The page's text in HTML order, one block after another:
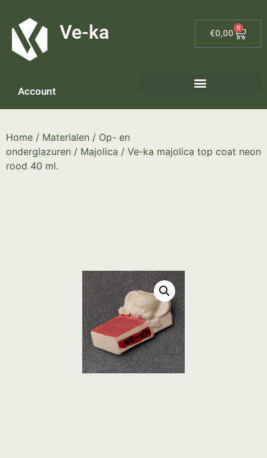
Ve-ka €0,00
0
Account
Home / Materialen / Op- en
onderglazuren / Majolica / Ve-ka majolica top coat neon
rood 40 ml.